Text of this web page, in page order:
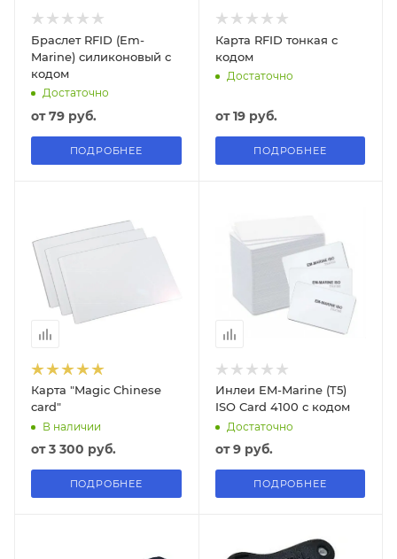
Браслет RFID (Em-
Marine) силиконовый с
кодом
Достаточно
от79 руб.
ПОДРОБНЕЕ
Карта RFID тонкая с
кодом
Достаточно
от19 руб.
ПОДРОБНЕЕ
Карта "Magic Chinese
card"
В наличии
от3 300 руб.
ПОДРОБНЕЕ
Инлеи EM-Marine (T5)
ISO Card 4100 с кодом
Достаточно
от9 руб.
ПОДРОБНЕЕ